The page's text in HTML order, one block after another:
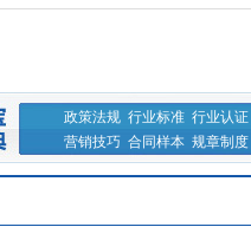
政策法规 行业标准 行业认证
营销技巧 合同样本 规章制度